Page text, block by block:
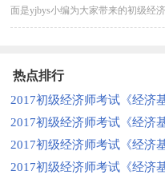
面是yjbys小编为大家带来的初级经
全面分析，正确认识自己。 准确找
热点排行
2017初级经济师考试《经济
2017初级经济师考试《经济
2017初级经济师考试《经济
2017初级经济师考试《经济